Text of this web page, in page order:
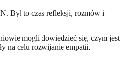
Był to czas refleksji, rozmów i
mogli dowiedzieć się, czym jest
na celu rozwijanie empatii,